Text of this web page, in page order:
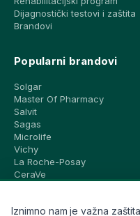
Dijagnostički testovi i zaštita
Brandovi
Popularni brandovi
Solgar
Master Of Pharmacy
Salvit
Sagas
Microlife
Vichy
La Roche-Posay
CeraVe
Bioderma
Iznimno nam je važna